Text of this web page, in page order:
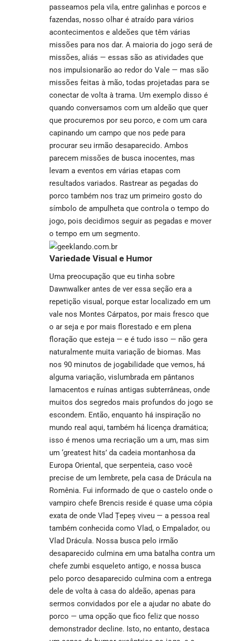
passeamos pela vila, entre galinhas e porcos e
fazendas, nosso olhar é atraído para vários
acontecimentos e aldeões que têm várias
missões para nos dar. A maioria do jogo será de
missões, aliás — essas são as atividades que
nos impulsionarão ao redor do Vale — mas são
missões feitas à mão, todas projetadas para se
conectar de volta à trama. Um exemplo disso é
quando conversamos com um aldeão que quer
que procuremos por seu porco, e com um cara
capinando um campo que nos pede para
procurar seu irmão desaparecido. Ambos
parecem missões de busca inocentes, mas
levam a eventos em várias etapas com
resultados variados. Rastrear as pegadas do
porco também nos traz um primeiro gosto do
símbolo de ampulheta que controla o tempo do
jogo, pois decidimos seguir as pegadas e mover
o tempo em um segmento.
Variedade Visual e Humor
Uma preocupação que eu tinha sobre
Dawnwalker antes de ver essa seção era a
repetição visual, porque estar localizado em um
vale nos Montes Cárpatos, por mais fresco que
o ar seja e por mais florestado e em plena
floração que esteja — e é tudo isso — não gera
naturalmente muita variação de biomas. Mas
nos 90 minutos de jogabilidade que vemos, há
alguma variação, vislumbrada em pântanos
lamacentos e ruínas antigas subterrâneas, onde
muitos dos segredos mais profundos do jogo se
escondem. Então, enquanto há inspiração no
mundo real aqui, também há licença dramática;
isso é menos uma recriação um a um, mas sim
um ‘greatest hits’ da cadeia montanhosa da
Europa Oriental, que serpenteia, caso você
precise de um lembrete, pela casa de Drácula na
Romênia. Fui informado de que o castelo onde o
vampiro chefe Brencis reside é quase uma cópia
exata de onde Vlad Țepeș viveu — a pessoa real
também conhecida como Vlad, o Empalador, ou
Vlad Drácula. Nossa busca pelo irmão
desaparecido culmina em uma batalha contra um
chefe zumbi esqueleto antigo, e nossa busca
pelo porco desaparecido culmina com a entrega
dele de volta à casa do aldeão, apenas para
sermos convidados por ele a ajudar no abate do
porco — uma opção que fico feliz que nosso
demonstrador decline. Isto, no entanto, destaca